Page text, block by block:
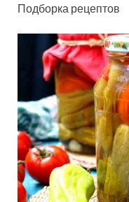
Подборка рецептов